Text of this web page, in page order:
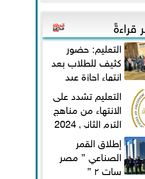
كفر...
قراءةً
التعليم: حضور
كثيف للطلاب بعد
انتهاء إجازة عيد
المناهج
التعليم تشدد على
الانتهاء من مناهج
الترم الثاني 2024
إطلاق القمر
الصناعي ” مصر
سات ٢ ”